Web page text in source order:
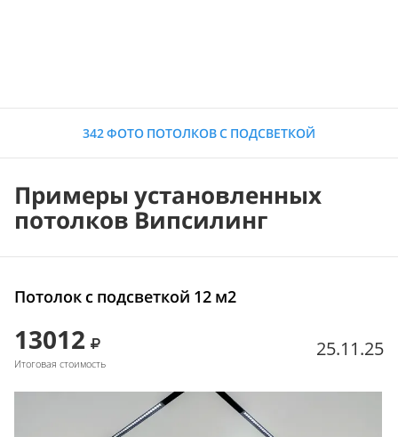
342 ФОТО ПОТОЛКОВ С ПОДСВЕТКОЙ
Примеры установленных
потолков Випсилинг
Потолок с подсветкой 12 м2
13012
Итоговая стоимость
25.11.25